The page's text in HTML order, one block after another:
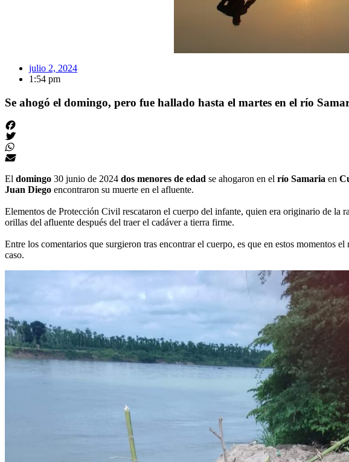
julio 2, 2024
1:54 pm
Se ahogó el domingo, pero fue hallado hasta el martes en el río
El domingo 30 junio de 2024 dos menores de edad se ahogaron en el río Samaria en
Juan Diego encontraron su muerte en el afluente.
Elementos de Protección Civil rescataron el cuerpo del infante, quien era originario de la
orillas del afluente después del traer el cadáver a tierra firme.
Entre los comentarios que surgieron tras encontrar el cuerpo, es que en estos momentos
caso.